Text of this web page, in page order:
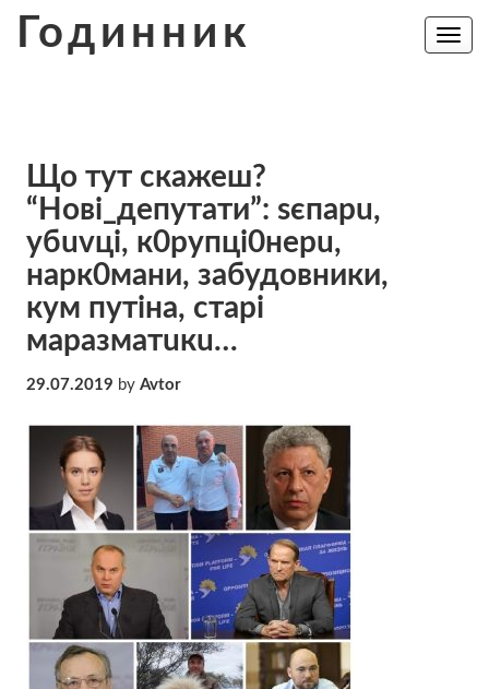
Годинник
Toggle
Що тут скажеш?
“Нові_депутати”: sєпарu,
убuvці, к0рупці0нерu,
нарк0мани, забудовники,
кум путіна, старі
маразматuкu…
29.07.2019 by Avtor